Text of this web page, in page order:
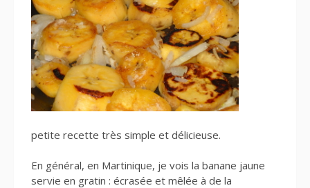
petite recette très simple et délicieuse.
En général, en Martinique, je vois la banane jaune
servie en gratin : écrasée et mêlée à de la